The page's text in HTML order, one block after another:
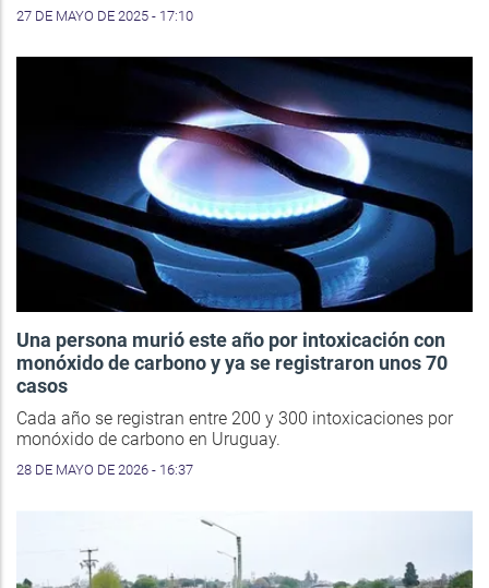
27 DE MAYO DE 2025 - 17:10
Una persona murió este año por intoxicación con
monóxido de carbono y ya se registraron unos 70
casos
Cada año se registran entre 200 y 300 intoxicaciones por
monóxido de carbono en Uruguay.
28 DE MAYO DE 2026 - 16:37